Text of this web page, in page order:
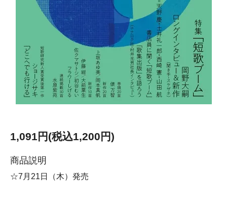
1,091円(税込1,200円)
商品説明
☆7月21日（木）発売